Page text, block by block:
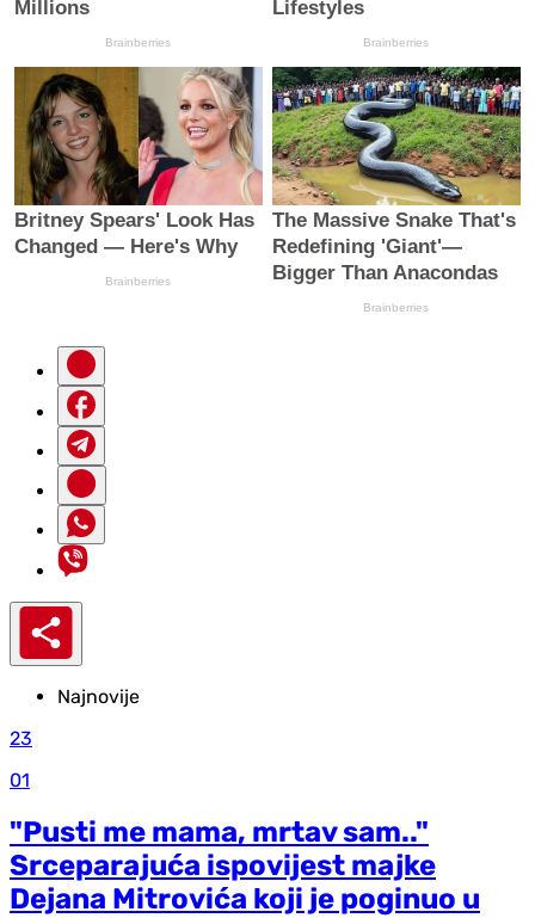
Najnovije
23
01
"Pusti me mama, mrtav sam.."
Srceparajuća ispovijest majke
Dejana Mitrovića koji je poginuo u